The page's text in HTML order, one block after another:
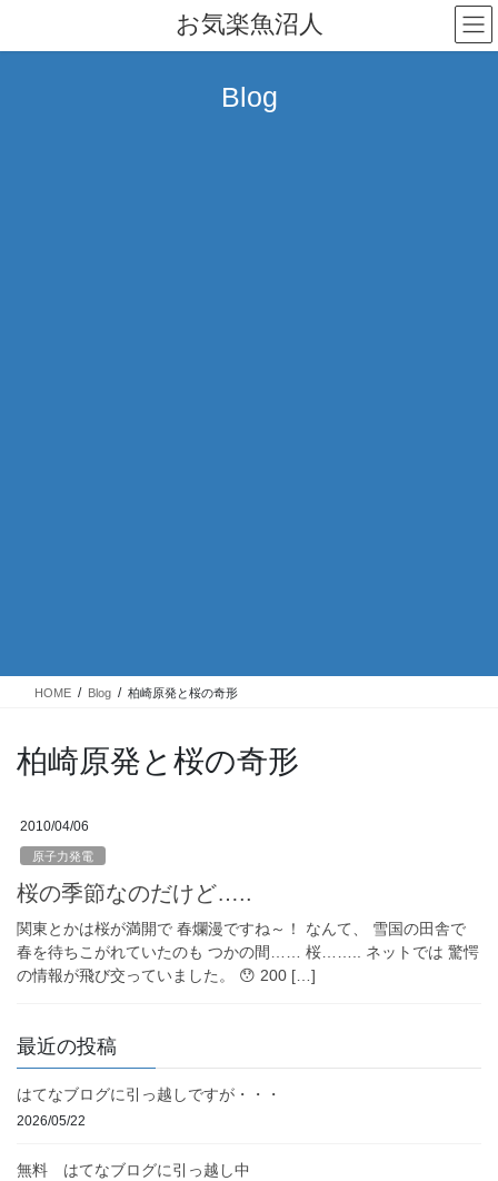
テ
ゲ
お気楽魚沼人
Blog
HOME Blog 柏崎原発と桜の奇形
柏崎原発と桜の奇形
2010/04/06
原子力発電
桜の季節なのだけど…..
関東とかは桜が満開で 春爛漫ですね～！ なんて、 雪国の田舎で
春を待ちこがれていたのも つかの間…… 桜…….. ネットでは 驚愕
の情報が飛び交っていました。 😯 200 […]
最近の投稿
はてなブログに引っ越しですが・・・
2026/05/22
無料 はてなブログに引っ越し中